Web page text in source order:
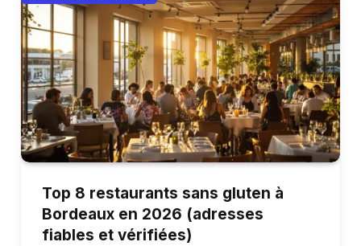
Top 8 restaurants sans gluten à
Bordeaux en 2026 (adresses
fiables et vérifiées)